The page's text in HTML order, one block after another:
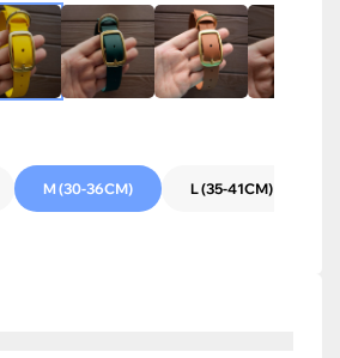
M (30-36СМ) L (35-41СМ)